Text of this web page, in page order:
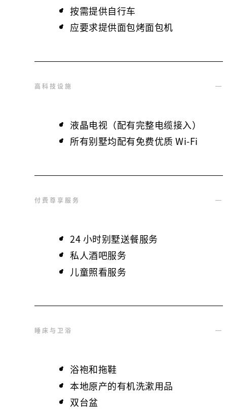
按需提供自行车
应要求提供面包烤面包机
高科技设施
液晶电视（配有完整电缆接入）
所有别墅均配有免费优质 Wi-Fi
付费尊享服务
24 小时别墅送餐服务
私人酒吧服务
儿童照看服务
睡床与卫浴
浴袍和拖鞋
本地原产的有机洗漱用品
双台盆